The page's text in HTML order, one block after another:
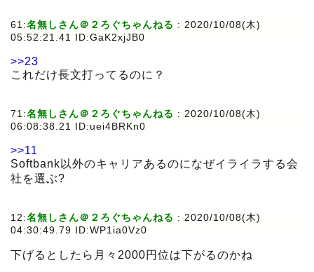
61:名無しさん＠２ろぐちゃんねる : 2020/10/08(木)
05:52:21.41 ID:GaK2xjJB0
>>23
これだけ長文打ってるのに？
71:名無しさん＠２ろぐちゃんねる : 2020/10/08(木)
06:08:38.21 ID:uei4BRKn0
>>11
Softbank以外のキャリアあるのになぜイライラする会
社を選ぶ?
12:名無しさん＠２ろぐちゃんねる : 2020/10/08(木)
04:30:49.79 ID:WP1ia0Vz0
下げるとしたら月々2000円位は下がるのかね